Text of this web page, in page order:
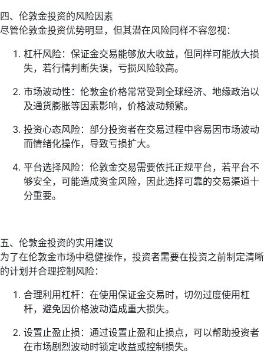
四、伦敦金投资的风险因素
尽管伦敦金投资优势明显，但其潜在风险同样不容忽视：
杠杆风险：保证金交易能够放大收益，但同样可能放大损
失，若行情判断失误，亏损风险较高。
市场波动性：伦敦金价格常常受到全球经济、地缘政治以
及通货膨胀等因素影响，价格波动频繁。
投资心态风险：部分投资者在交易过程中容易因市场波动
而情绪化操作，导致亏损扩大。
平台选择风险：伦敦金交易需要依托正规平台，若平台不
够安全，可能造成资金风险，因此选择可靠的交易渠道十
分重要。
五、伦敦金投资的实用建议
为了在伦敦金市场中稳健操作，投资者需要在投资之前制定清晰
的计划并合理控制风险：
合理利用杠杆：在使用保证金交易时，切勿过度使用杠
杆，避免因价格波动造成重大损失。
设置止盈止损：通过设置止盈和止损点，可以帮助投资者
在市场剧烈波动时锁定收益或控制损失。